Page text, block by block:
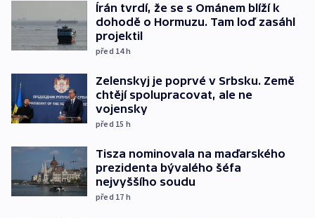
Írán tvrdí, že se s Ománem blíží k
dohodě o Hormuzu. Tam loď zasáhl
projektil
před 14h
Zelenskyj je poprvé v Srbsku. Země
chtějí spolupracovat, ale ne
vojensky
před 15 h
Tisza nominovala na maďarského
prezidenta bývalého šéfa
nejvyššího soudu
před 17 h